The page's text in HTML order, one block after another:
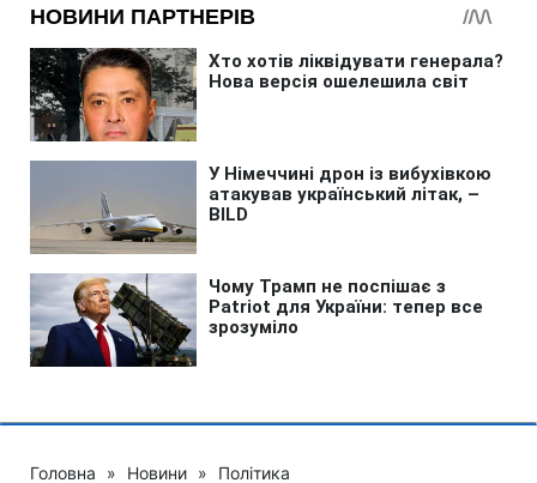
Головна » Новини » Політика